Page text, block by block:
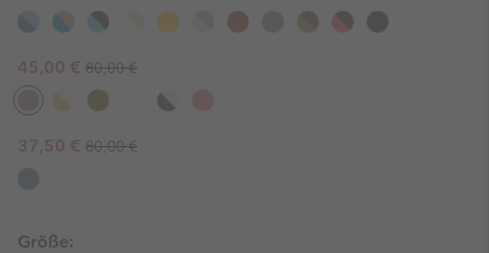
Sale price:
45,00 € Regular price:
80,00 €
Sale price:
37,50 € Regular price:
80,00 €
Größe: